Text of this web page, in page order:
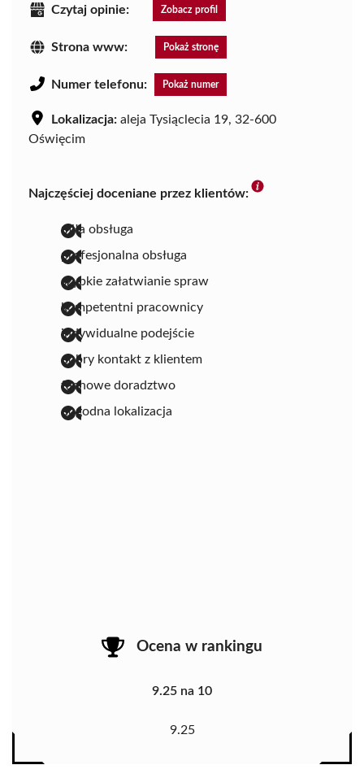
Czytaj opinie: Zobacz profil
Strona www: Pokaż stronę
Numer telefonu: Pokaż numer
Lokalizacja: aleja Tysiąclecia 19, 32-600
Oświęcim
Najczęściej doceniane przez klientów:
miła obsługa
profesjonalna obsługa
szybkie załatwianie spraw
kompetentni pracownicy
indywidualne podejście
dobry kontakt z klientem
fachowe doradztwo
dogodna lokalizacja
Ocena w rankingu
9.25 na 10
9.25